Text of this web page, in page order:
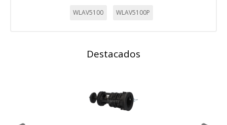
WLAV5100 WLAV5100P
Destacados